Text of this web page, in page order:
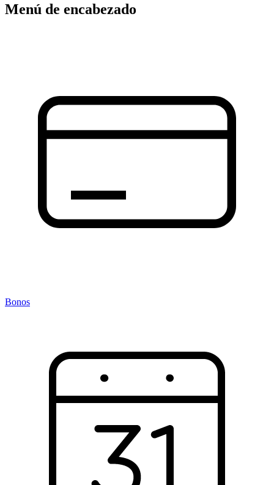
Menú de encabezado
Bonos